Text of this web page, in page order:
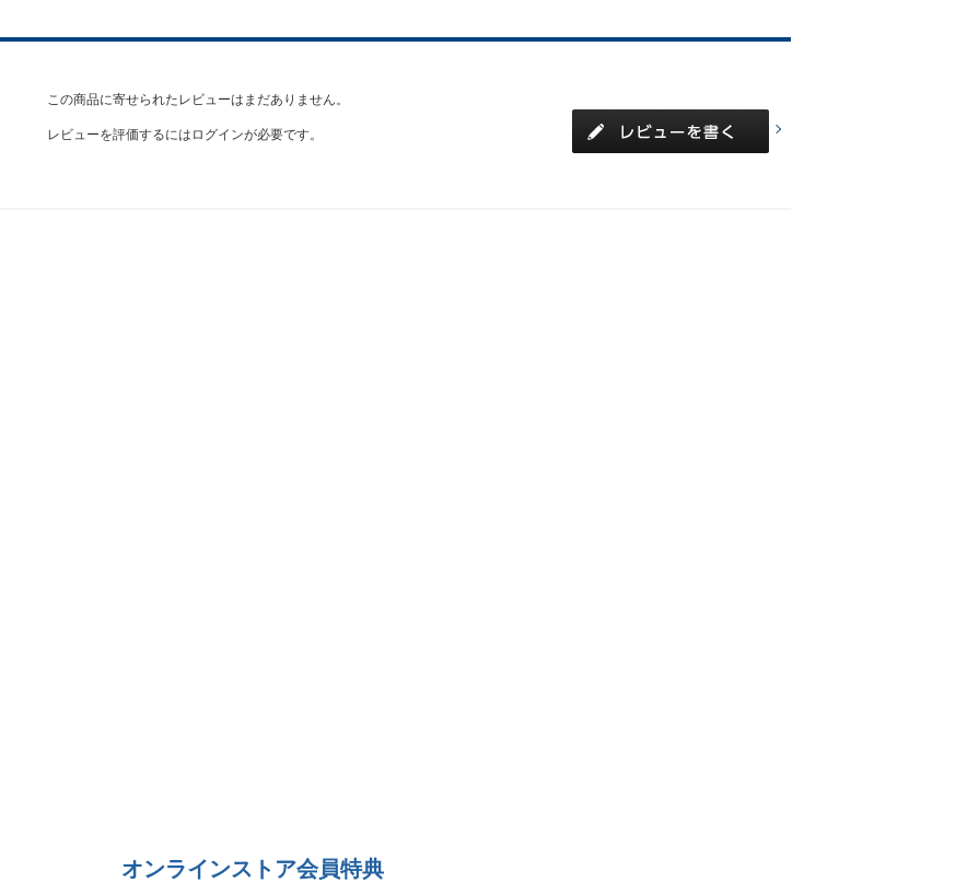
この商品に寄せられたレビューはまだありません。
レビューを評価するには ログインが必要です。
オンラインストア会員特典